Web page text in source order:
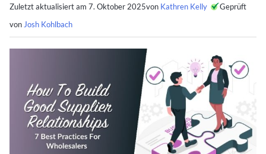
Zuletzt aktualisiert am 7. Oktober 2025von Kathren Kelly
Geprüft
von Josh Kohlbach